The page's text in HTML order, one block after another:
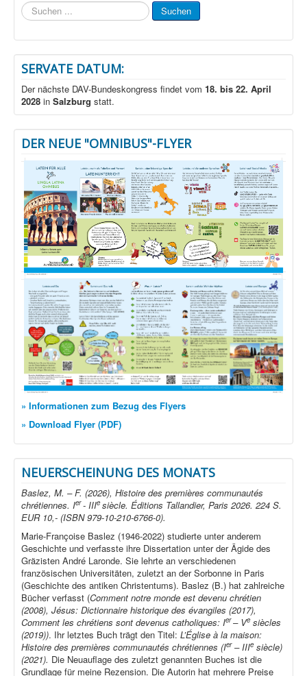
Suchen
...
Suchen
SERVATE DATUM:
Der nächste DAV-Bundeskongress findet vom 18. bis 22. April
2028 in Salzburg statt.
DER NEUE "OMNIBUS"-FLYER
» Informationen zum Bezug des Flyers
» Download Flyer (PDF)
NEUERSCHEINUNG DES MONATS
Baslez, M. – F. (2026), Histoire des premières communautés
chrétiennes. Ier- IIIe siècle. Éditions Tallandier, Paris 2026. 224 S.
EUR 10,- (ISBN 979-10-210-6766-0).
Marie-Françoise Baslez (1946-2022) studierte unter anderem
Geschichte und verfasste ihre Dissertation unter der Ägide des
Gräzisten André Laronde. Sie lehrte an verschiedenen
französischen Universitäten, zuletzt an der Sorbonne in Paris
(Geschichte des antiken Christentums). Baslez (B.) hat zahlreiche
Bücher verfasst (Comment notre monde est devenu chrétien
(2008), Jésus: Dictionnaire historique des évangiles (2017),
Comment les chrétiens sont devenus catholiques: Ier– Ve siècles
(2019)). Ihr letztes Buch trägt den Titel: L’Église à la maison:
Histoire des premières communautés chrétiennes (Ier– IIIe siècle)
(2021). Die Neuauflage des zuletzt genannten Buches ist die
Grundlage für meine Rezension. Die Autorin hat mehrere Preise